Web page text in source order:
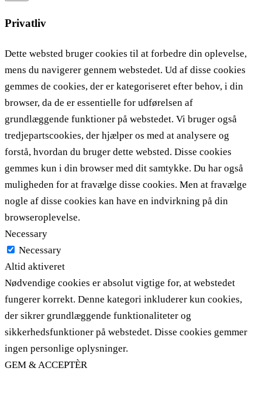
Privatliv
Dette websted bruger cookies til at forbedre din oplevelse,
mens du navigerer gennem webstedet. Ud af disse cookies
gemmes de cookies, der er kategoriseret efter behov, i din
browser, da de er essentielle for udførelsen af ​​
grundlæggende funktioner på webstedet. Vi bruger også
tredjepartscookies, der hjælper os med at analysere og
forstå, hvordan du bruger dette websted. Disse cookies
gemmes kun i din browser med dit samtykke. Du har også
muligheden for at fravælge disse cookies. Men at fravælge
nogle af disse cookies kan have en indvirkning på din
browseroplevelse.
Necessary
Necessary
Altid aktiveret
Nødvendige cookies er absolut vigtige for, at webstedet
fungerer korrekt. Denne kategori inkluderer kun cookies,
der sikrer grundlæggende funktionaliteter og
sikkerhedsfunktioner på webstedet. Disse cookies gemmer
ingen personlige oplysninger.
GEM & ACCEPTÈR